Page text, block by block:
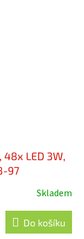
48x LED 3W,
97
Skladem
Do košíku